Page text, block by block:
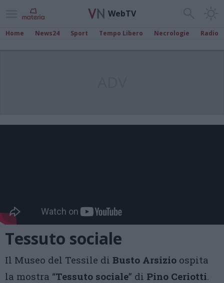
WebTV
Home News24 Sport Tempo Libero Necrologie Radio
Tessuto sociale
Il Museo del Tessile di Busto Arsizio ospita
la mostra “Tessuto sociale” di Pino Ceriotti.